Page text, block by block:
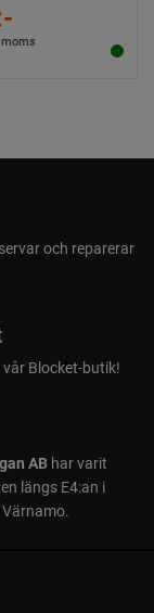
och sladden
och reparerar
Blocket-butik!
ABhar varit
längs E4:an i